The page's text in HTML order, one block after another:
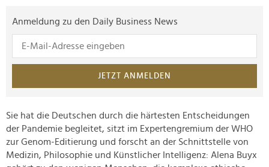
Anmeldung zu den Daily Business News
JETZT ANMELDEN
Sie hat die Deutschen durch die härtesten Entscheidungen
der Pandemie begleitet, sitzt im Expertengremium der WHO
zur Genom-Editierung und forscht an der Schnittstelle von
Medizin, Philosophie und Künstlicher Intelligenz: Alena Buyx